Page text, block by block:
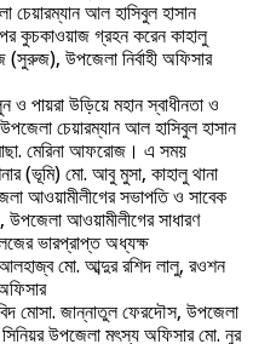
চেয়ারম্যান আল হাসিবুল হাসান
কুচকাওয়াজ গ্রহন করেন কাহালু
(সুরুজ), উপজেলা নির্বাহী অফিসার
পায়রা উড়িয়ে মহান স্বাধীনতা ও
চেয়ারম্যান আল হাসিবুল হাসান
মেরিনা আফরোজ। এ সময়
(ভূমি) মো. আবু মুসা, কাহালু থানা
আওয়ামীলীগের সভাপতি ও সাবেক
আওয়ামীলীগের সাধারণ
ভারপ্রাপ্ত অধ্যক্ষ
মো. আব্দুর রশিদ লালু, রওশন
মোসা. জান্নাতুল ফেরদৌস, উপজেলা
সিনিয়র উপজেলা মৎস্য অফিসার মো. নুর